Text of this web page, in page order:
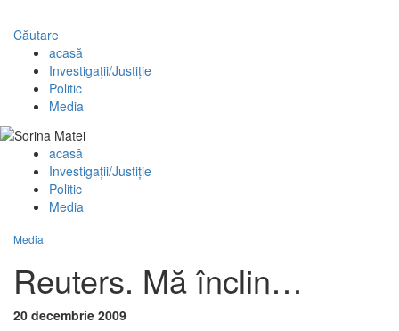
Căutare
acasă
Investigaţii/Justiţie
Politic
Media
acasă
Investigaţii/Justiţie
Politic
Media
Media
Reuters. Mă înclin…
20 decembrie 2009